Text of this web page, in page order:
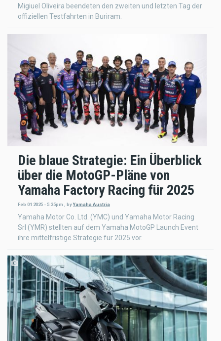
Migiuel Oliveira beendeten den zweiten und letzten Tag der
offiziellen Testfahrten in Buriram.
Die blaue Strategie: Ein Überblick
über die MotoGP-Pläne von
Yamaha Factory Racing für 2025
Feb 01 2025 - 5:35pm byYamaha Austria
Yamaha Motor Co. Ltd. (YMC) und Yamaha Motor Racing
Srl (YMR) stellten auf dem Yamaha MotoGP Launch Event
ihre mittelfristige Strategie für 2025 vor.